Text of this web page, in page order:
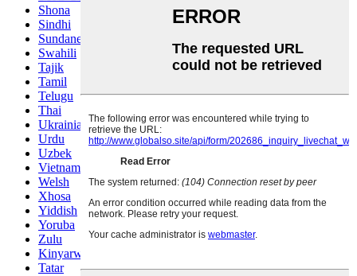
Shona
Sindhi
Sundanese
Swahili
Tajik
Tamil
Telugu
Thai
Ukrainian
Urdu
Uzbek
Vietnamese
Welsh
Xhosa
Yiddish
Yoruba
Zulu
Kinyarwanda
Tatar